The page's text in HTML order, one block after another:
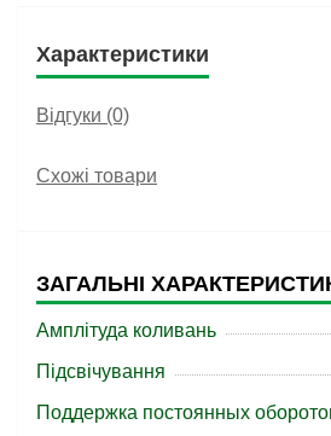
Характеристики
Відгуки (0)
Схожі товари
ЗАГАЛЬНІ
Амплітуда коливань
Підсвічування
Поддержка постоянных